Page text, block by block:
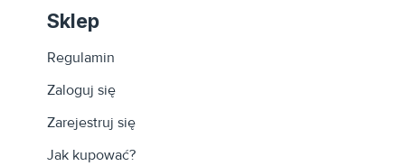
Sklep
Regulamin
Zaloguj się
Zarejestruj się
Jak kupować?